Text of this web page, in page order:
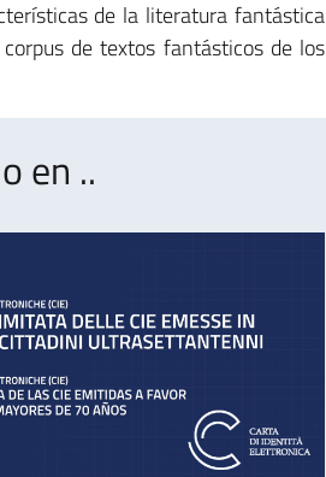
de la literatura fantástica
de textos fantásticos de los
en ..